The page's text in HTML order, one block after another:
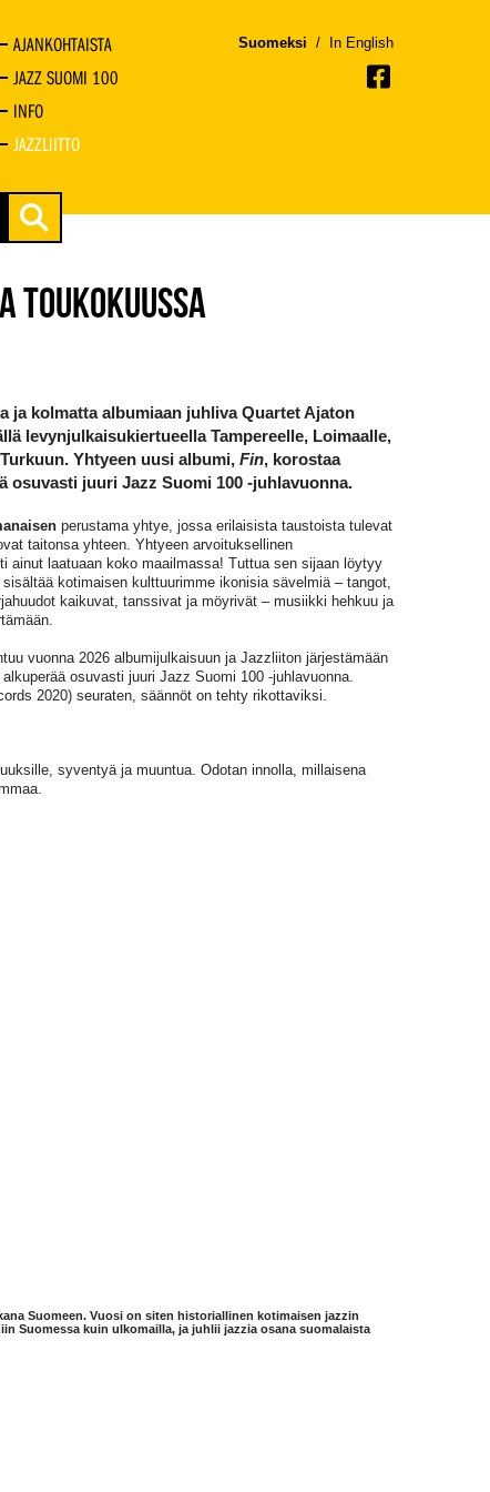
AJANKOHTAISTA
JAZZ SUOMI 100
INFO
JAZZLIITTO
Suomeksi / In English
TOUKOKUUSSA
ja kolmatta albumiaan juhliva Quartet Ajaton
levynjulkaisukiertueella Tampereelle, Loimaalle,
Yhtyeen uusi albumi, Fin, korostaa
osuvasti juuri Jazz Suomi 100 -juhlavuonna.
perustama yhtye, jossa erilaisista taustoista tulevat
taitonsa yhteen. Yhtyeen arvoituksellinen
ainut laatuaan koko maailmassa! Tuttua sen sijaan löytyy
kotimaisen kulttuurimme ikonisia sävelmiä – tangot,
kaikuvat, tanssivat ja möyrivät – musiikki hehkuu ja
vuonna 2026 albumijulkaisuun ja Jazzliiton järjestämään
osuvasti juuri Jazz Suomi 100 -juhlavuonna.
2020) seuraten, säännöt on tehty rikottaviksi.
syventyä ja muuntua. Odotan innolla, millaisena
Suomeen. Vuosi on siten historiallinen kotimaisen jazzin
Suomessa kuin ulkomailla, ja juhlii jazzia osana suomalaista